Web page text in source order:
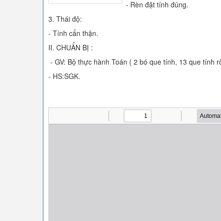
- Rèn đặt tính đúng.
3. Thái độ:
- Tính cẩn thận.
II. CHUẨN BỊ :
- GV: Bộ thực hành Toán ( 2 bó que tính, 13 que tính
- HS:SGK.